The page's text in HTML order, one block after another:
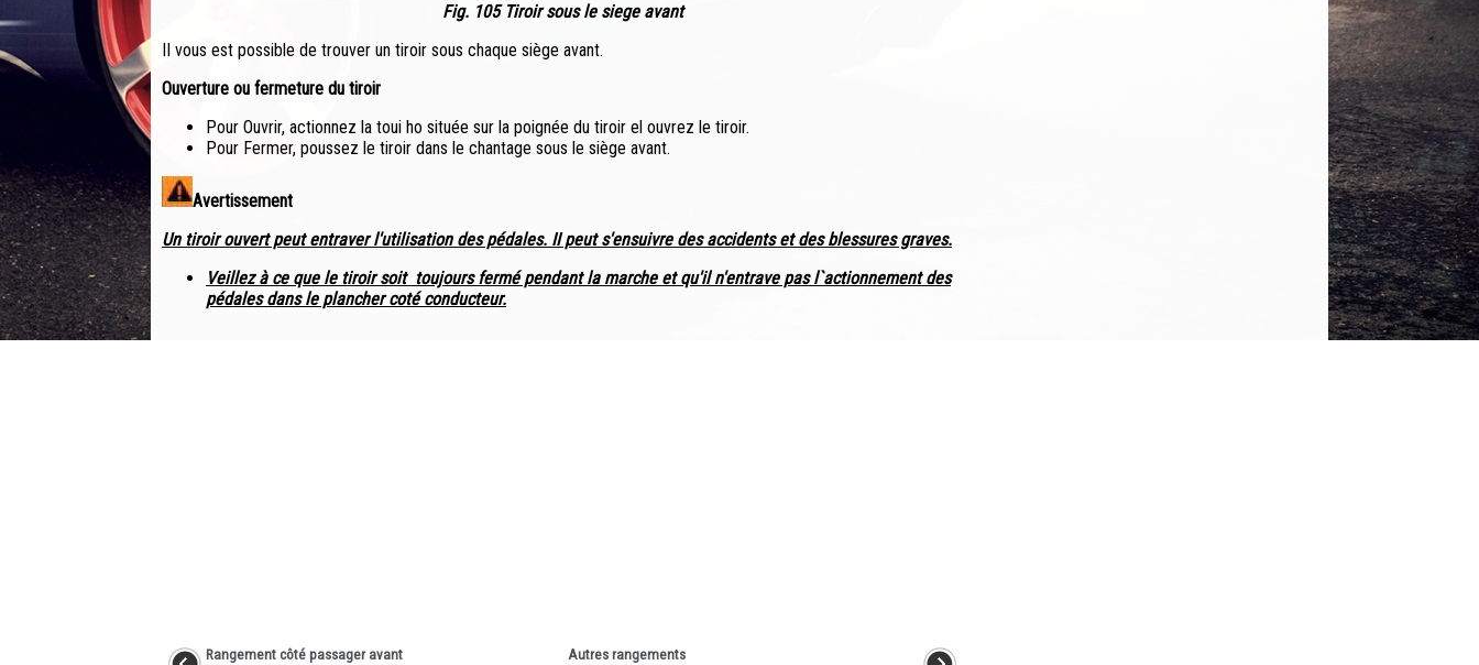
Fig. 105 Tiroir sous le siege avant
II vous est possible de trouver un tiroir sous chaque siège avant.
Ouverture ou fermeture du tiroir
Pour Ouvrir, actionnez la toui ho située sur la poignée du tiroir el ouvrez le tiroir.
Pour Fermer, poussez le tiroir dans le chantage sous le siège avant.
Avertissement
Un tiroir ouvert peut entraver l'utilisation des pédales. II peut s'ensuivre des accidents et des blessures graves.
Veillez à ce que le tiroir soit toujours fermé pendant la marche et qu'il n'entrave pas l`actionnement des
pédales dans le plancher coté conducteur.
Rangement côté passager avant Autres rangements